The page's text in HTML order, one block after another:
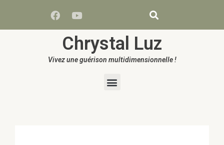
Chrystal Luz
Vivez une guérison multidimensionnelle !